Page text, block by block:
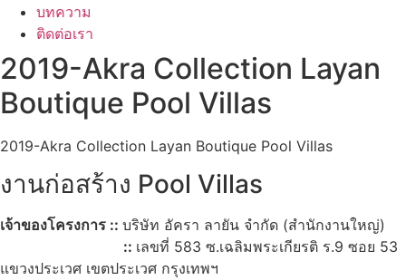
บทความ
ติดต่อเรา
2019-Akra Collection Layan
Boutique Pool Villas
2019-Akra Collection Layan Boutique Pool Villas
งานก่อสร้าง Pool Villas
เจ้าของโครงการ :: บริษัท อัครา ลายัน จำกัด (สำนักงานใหญ่)
:: เลขที่ 583 ซ.เฉลิมพระเกียรติ ร.9 ซอย 53
แขวงประเวศ เขตประเวศ กรุงเทพฯ